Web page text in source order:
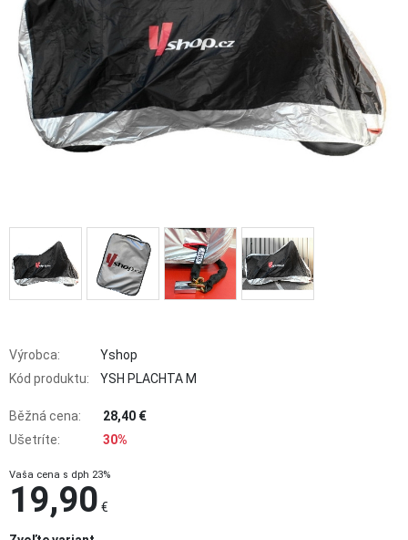
Výrobca:
Yshop
Kód produktu:
YSH PLACHTA M
Běžná cena:
28,40 €
Ušetríte:
30%
Vaša cena s dph 23%
19,90 €